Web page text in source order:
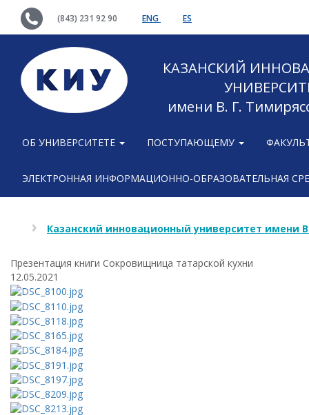
(843) 231 92 90 ENG ES
КАЗАНСКИЙ
имени В. Г.
ОБ УНИВЕРСИТЕТЕ ПОСТУПАЮЩЕМУ
ЭЛЕКТРОННАЯ ИНФОРМАЦИОННО-ОБРАЗОВАТЕЛЬНАЯ
Казанский инновационный университет имени
Презентация книги Сокровищница татарской кухни
12.05.2021